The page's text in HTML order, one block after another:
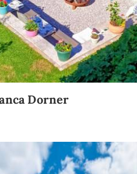
Dorner